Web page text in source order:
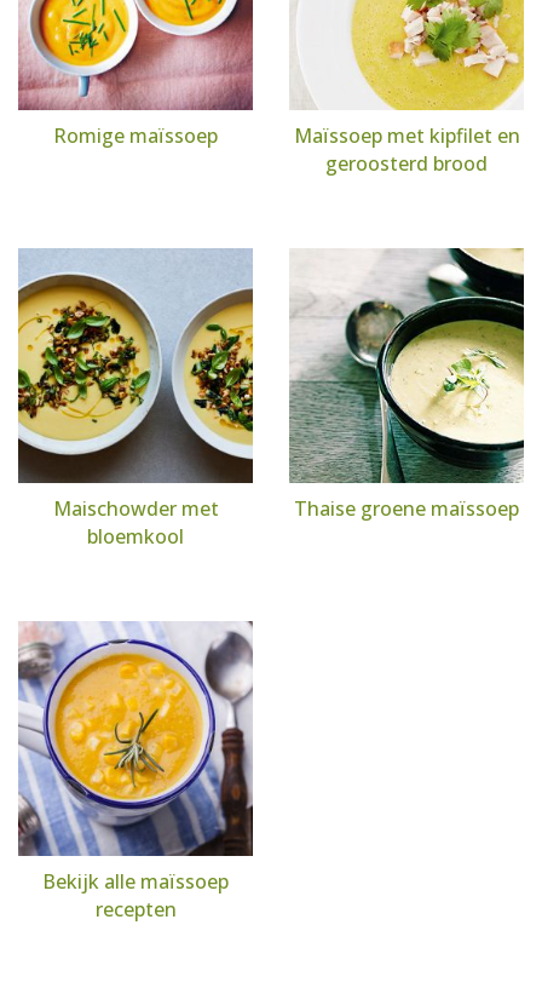
Romige maïssoep
Maïssoep met kipfilet en
geroosterd brood
Maischowder met
bloemkool
Thaise groene maïssoep
Bekijk alle maïssoep
recepten